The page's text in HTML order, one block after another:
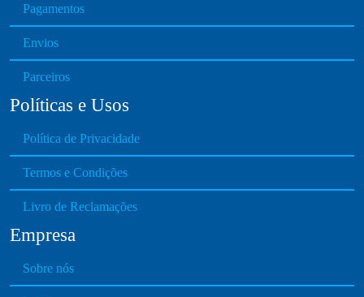
Pagamentos
Envios
Parceiros
Políticas e Usos
Política de Privacidade
Termos e Condições
Livro de Reclamações
Empresa
Sobre nós